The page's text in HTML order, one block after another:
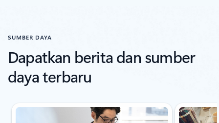
SUMBER DAYA
Dapatkan berita dan sumber
daya terbaru
Bagian Referensi